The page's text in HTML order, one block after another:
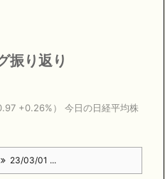
振り返り
+0.26%） 今日の日経平均株
23/03/01 ...